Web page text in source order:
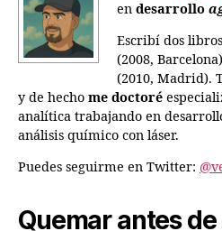
en desarrollo
Escribí dos
(2008,
(2010, Madrid).
y de hecho me doctoré
analítica trabajando en
análisis químico con láser.
Puedes seguirme en Twitter:
Quemar antes